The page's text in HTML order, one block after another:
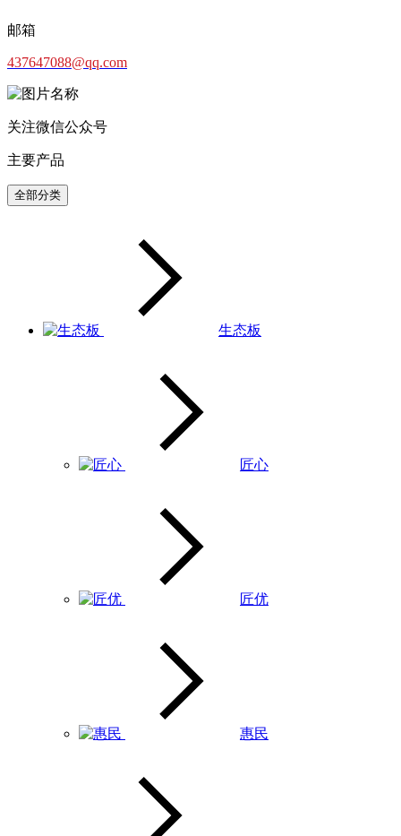
邮箱
437647088@qq.com
关注微信公众号
主要产品
全部分类
生态板
匠心
匠优
惠民